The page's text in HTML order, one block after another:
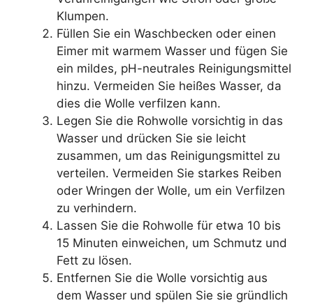
Klumpen.
Füllen Sie ein Waschbecken oder einen
Eimer mit warmem Wasser und fügen Sie
ein mildes, pH-neutrales Reinigungsmittel
hinzu. Vermeiden Sie heißes Wasser, da
dies die Wolle verfilzen kann.
Legen Sie die Rohwolle vorsichtig in das
Wasser und drücken Sie sie leicht
zusammen, um das Reinigungsmittel zu
verteilen. Vermeiden Sie starkes Reiben
oder Wringen der Wolle, um ein Verfilzen
zu verhindern.
Lassen Sie die Rohwolle für etwa 10 bis
15 Minuten einweichen, um Schmutz und
Fett zu lösen.
Entfernen Sie die Wolle vorsichtig aus
dem Wasser und spülen Sie sie gründlich